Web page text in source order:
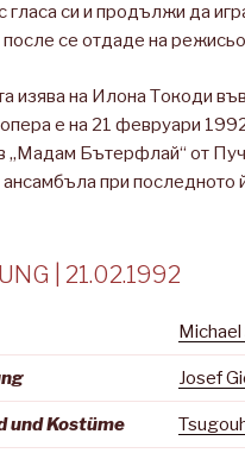
гласа си и продължи да
се отдаде на
изява на Илона Токоди
е на 21 февруари 1992
„Мадам Бътерфлай“ от
ансамбъла при последното
| 21.02.1992
Michael
Josef
und Kostüme